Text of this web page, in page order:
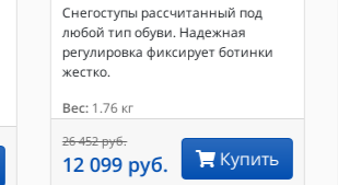
Снегоступы рассчитанный под
любой тип обуви. Надежная
регулировка фиксирует ботинки
жестко.
Вес: 1.76 кг
26 452 руб.
12 099 руб. Купить